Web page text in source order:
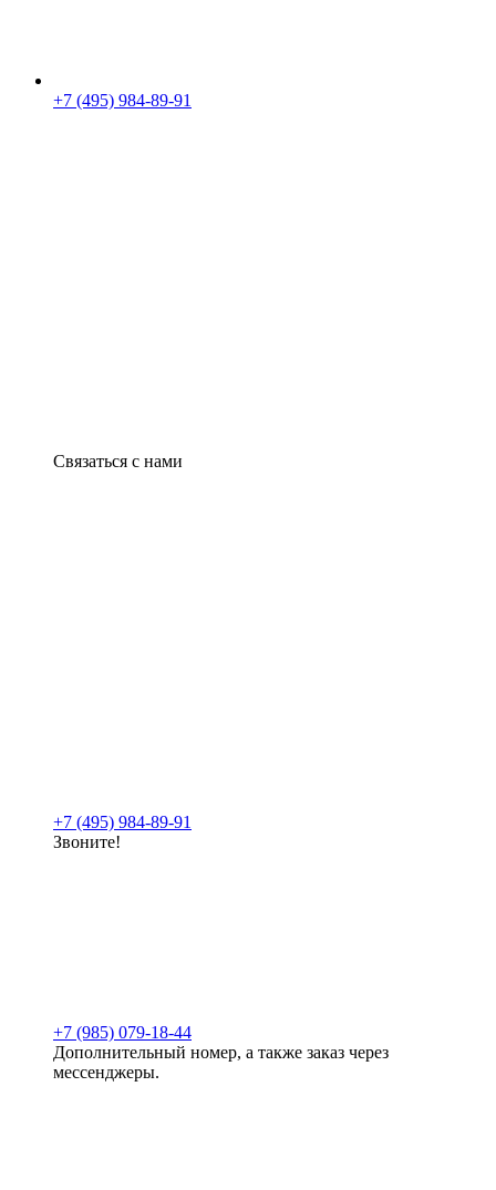
+7 (495) 984-89-91
Связаться с нами
+7 (495) 984-89-91
Звоните!
+7 (985) 079-18-44
Дополнительный номер, а также заказ через
мессенджеры.